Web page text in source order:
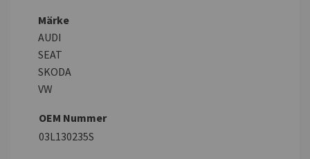
Märke
AUDI
SEAT
SKODA
VW
OEM Nummer
03L130235S